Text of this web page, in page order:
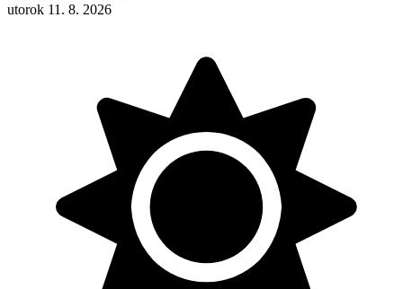
utorok 11. 8. 2026